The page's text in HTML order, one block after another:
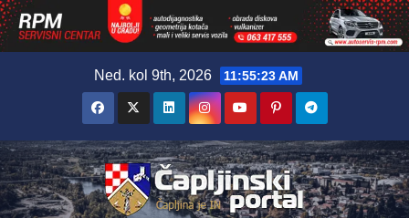
Ned. kol 9th, 2026 11:55:24 AM